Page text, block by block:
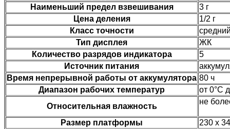
Наименьший предел взвешивания
3 г
Цена деления
1/2 г
Класс точности
Тип дисплея
ЖК
Количество разрядов индикатора
5
Источник питания
Время непрерывной работы от аккумулятора 80 ч
Диапазон рабочих температур
от 0°C
Относительная влажность
не
Размер платформы
230 х